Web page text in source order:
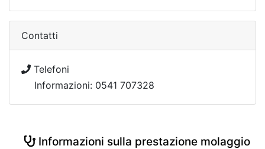
Contatti
Telefoni
Informazioni: 0541 707328
Informazioni sulla prestazione molaggio